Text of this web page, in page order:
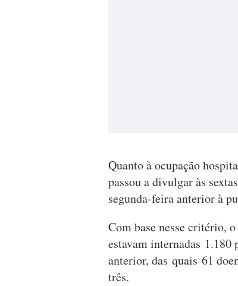
Quanto à ocupação
passou a divulgar às
segunda-feira anterior à
Com base nesse critério,
estavam internadas 1.180
anterior, das quais 61
três.